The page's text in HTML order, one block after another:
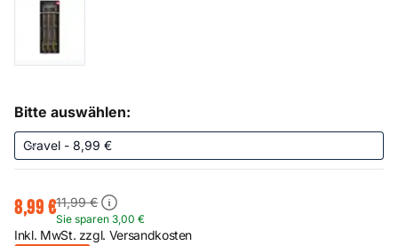
Bitte auswählen:
8,99€11,99 €
Sie sparen3,00 €
Inkl. MwSt. zzgl. Versandkosten